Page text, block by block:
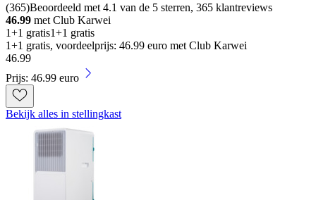
(365)Beoordeeld met 4.1 van de 5 sterren, 365 klantreviews
46.99 met Club Karwei
1+1 gratis1+1 gratis
1+1 gratis, voordeelprijs: 46.99 euro met Club Karwei
46.99
Prijs: 46.99 euro
Bekijk alles in stellingkast